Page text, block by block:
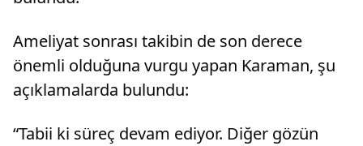
Ameliyat sonrası takibin de son derece
önemli olduğuna vurgu yapan Karaman, şu
açıklamalarda bulundu:
“Tabii ki süreç devam ediyor. Diğer gözün